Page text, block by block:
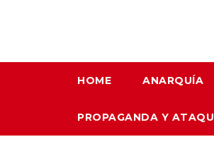
HOME ANARQUÍA
PROPAGANDA Y